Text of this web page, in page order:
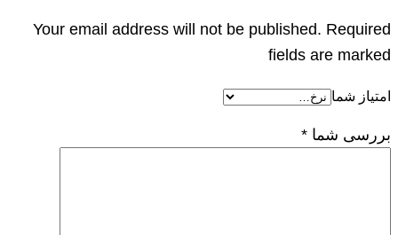
Your email address will not be published. Required
fields are marked
امتیاز شما
بررسی شما *